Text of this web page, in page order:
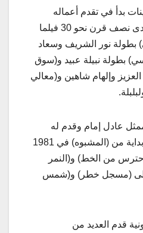
بدأ في تقدم أعماله
الخاصة التي بلغت على مدى نصف قرن نحو 30 فيلما
بطولة نور الشريف وسعاد
بطولة نبيلة عبيد و(سوق
وإلهام شاهين و(معالي
عادل إمام وقدم له
سلسلة ناجحة من الأفلام بداية من (المشبوه) في 1981
من الخط) و(النمر
إلى (مسجل خطر) و(شمس
قدم العديد من